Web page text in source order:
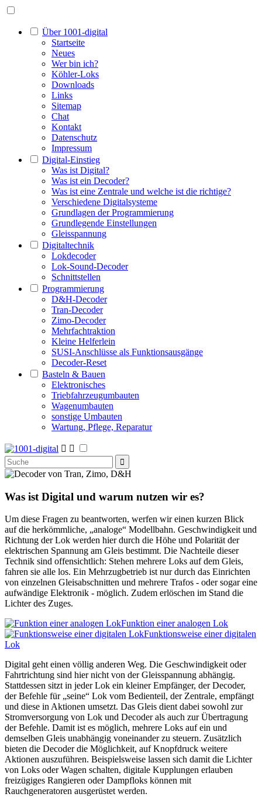
Über 1001-digital
Startseite
Neues
Wer bin ich?
Köhler-Loks
Downloads
Links
Sitemap
Chat
Kontakt
Datenschutz
Impressum
Digital-Einstieg
Was ist Digital?
Was ist ein Decoder?
Was ist eine Zentrale und welche ist die richtige?
Verschiedene Digitalsysteme
Grundlagen der Programmierung
Grundlegende Einstellungen
Gleisspannung
Digitaltechnik
Lokdecoder
Lok-Sound-Decoder
Schnittstellen
Programmierung
D&H-Decoder
Tran-Decoder
Zimo-Decoder
Mehrfachtraktion
Kleine Helferlein
SUSI-Anschlüsse als Funktionsausgänge
Decoder-Reset
Basteln & Bauen
Elektronisches
Triebfahrzeugumbauten
Wagenumbauten
sonstige Umbauten
Wartung, Pflege, Reparatur
 
Was ist Digital und warum nutzen wir es?
Um diese Fragen zu beantworten, werfen wir einen kurzen Blick
auf die herkömmliche, „analoge“ Modellbahn. Geschwindigkeit und
Richtung der Lok werden hier durch die Höhe und Polarität der
elektrischen Spannung am Gleis bestimmt. Die Nachteile dieser
Technik sind offensichtlich: Stehen mehrere Loks auf dem Gleis,
fahren sie alle los. Ein Mehrzugbetrieb ist nur durch das Einrichten
von einzelnen Gleisabschnitten und mehrere Trafos - oder sogar eine
aufwändige Elektronik - möglich. Zudem erlöschen im Stand die
Lichter des Zuges.
Funktion einer analogen Lok
Funktionsweise einer digitalen
Lok
Digital geht einen völlig anderen Weg. Die Geschwindigkeit oder
Fahrtrichtung sind hier nicht von der Gleisspannung abhängig.
Stattdessen sitzt in jeder Lok ein kleiner Empfänger, der Decoder,
der Befehle für „seine“ Lok vom Bedienteil, der Zentrale, empfängt
und diese in Aktionen umsetzt. Das Gleis dient dabei sowohl zur
Stromversorgung von Lok und Decoder als auch zur Übertragung
der Befehle. Damit ist es möglich, mehrere Loks auf ein und
demselben Gleis unabhängig voneinander zu steuern. Zusätzlich
bieten die Decoder die Möglichkeit, auf Knopfdruck weitere
Aktionen auszuführen. Beispielsweise lassen sich damit die Lichter
von Loks oder Wagen schalten, digitale Kupplungen erlauben
freizügiges Rangieren oder Dampfloks können mit
Rauchgeneratoren ausgerüstet werden.